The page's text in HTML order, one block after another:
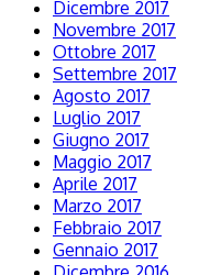
Dicembre 2017
Novembre 2017
Ottobre 2017
Settembre 2017
Agosto 2017
Luglio 2017
Giugno 2017
Maggio 2017
Aprile 2017
Marzo 2017
Febbraio 2017
Gennaio 2017